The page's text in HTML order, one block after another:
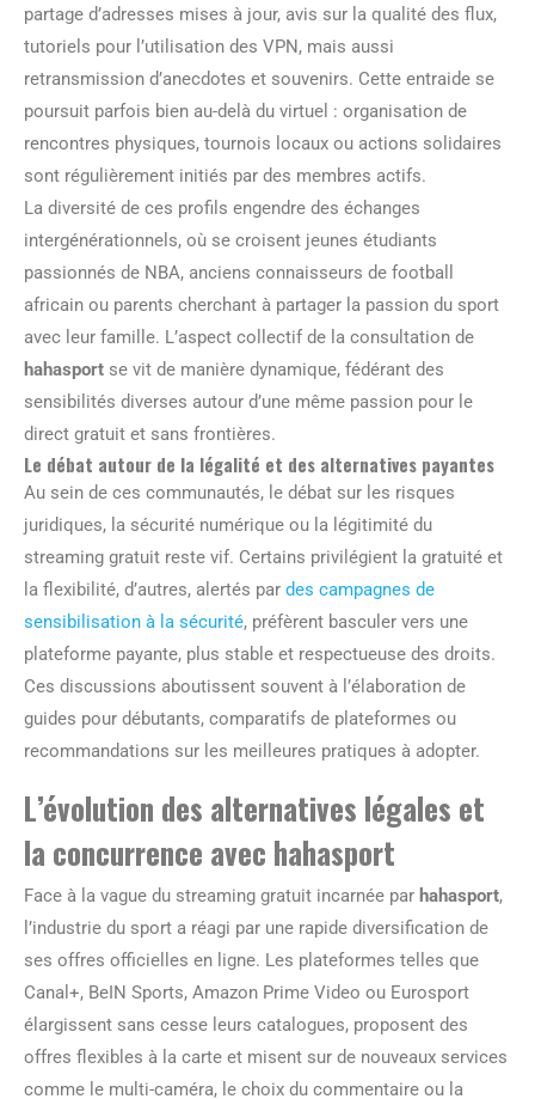
partage d’adresses mises à jour, avis sur la qualité des flux,
tutoriels pour l’utilisation des VPN, mais aussi
retransmission d’anecdotes et souvenirs. Cette entraide se
poursuit parfois bien au-delà du virtuel : organisation de
rencontres physiques, tournois locaux ou actions solidaires
sont régulièrement initiés par des membres actifs.
La diversité de ces profils engendre des échanges
intergénérationnels, où se croisent jeunes étudiants
passionnés de NBA, anciens connaisseurs de football
africain ou parents cherchant à partager la passion du sport
avec leur famille. L’aspect collectif de la consultation de
hahasport se vit de manière dynamique, fédérant des
sensibilités diverses autour d’une même passion pour le
direct gratuit et sans frontières.
Le débat autour de la légalité et des alternatives payantes
Au sein de ces communautés, le débat sur les risques
juridiques, la sécurité numérique ou la légitimité du
streaming gratuit reste vif. Certains privilégient la gratuité et
la flexibilité, d’autres, alertés par des campagnes de
sensibilisation à la sécurité, préfèrent basculer vers une
plateforme payante, plus stable et respectueuse des droits.
Ces discussions aboutissent souvent à l’élaboration de
guides pour débutants, comparatifs de plateformes ou
recommandations sur les meilleures pratiques à adopter.
L’évolution des alternatives légales et
la concurrence avec hahasport
Face à la vague du streaming gratuit incarnée par hahasport,
l’industrie du sport a réagi par une rapide diversification de
ses offres officielles en ligne. Les plateformes telles que
Canal+, BeIN Sports, Amazon Prime Video ou Eurosport
élargissent sans cesse leurs catalogues, proposent des
offres flexibles à la carte et misent sur de nouveaux services
comme le multi-caméra, le choix du commentaire ou la